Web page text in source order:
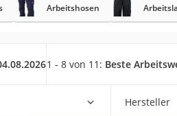
Arbeitshosen
1 - 8 von 11: Beste
Hersteller